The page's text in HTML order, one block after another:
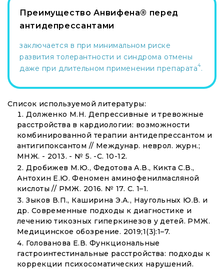
Преимущество Анвифена® перед
антидепрессантами
заключается в при минимальном риске
развития толерантности и синдрома отмены
даже при длительном применении препарата4.
Список используемой литературы:
Долженко М.Н. Депрессивные и тревожные
расстройства в кардиологии: возможности
комбинированной терапии антидепрессантом и
антигипоксантом // Междунар. неврол. журн.;
МНЖ. - 2013. - № 5. -С. 10-12.
Дробижев М.Ю., Федотова А.В., Кикта С.В.,
Антохин E.Ю. Феномен аминофенилмасляной
кислоты // РМЖ. 2016. № 17. С. 1–1.
Зыков В.П., Каширина Э.А., Наугольных Ю.В. и
др. Современные подходы к диагностике и
лечению тикозных гиперкинезов у детей. РМЖ.
Медицинское обозрение. 2019;1(3):1–7.
Голованова Е.В. Функциональные
гастроинтестинальные расстройства: подходы к
коррекции психосоматических нарушений.